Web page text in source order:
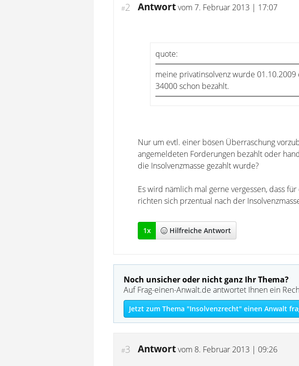
#2 Antwortvom 7. Februar 2013 | 17:07
quote:
meine privatinsolvenz wurde
34000 schon bezahlt.
Nur um evtl. einer bösen Überraschung
angemeldeten Forderungen bezahlt oder
die Insolvenzmasse gezahlt wurde?
Es wird nämlich mal gerne vergessen, dass
richten sich przentual nach der
1x Hilfreiche Antwort
Noch unsicher oder nicht ganz Ihr Thema?
Auf Frag-einen-Anwalt.de antwortet Ihnen ein
Jetzt zum Thema "Insolvenzrecht" einen Anwalt
#3 Antwortvom 8. Februar 2013 | 09:26